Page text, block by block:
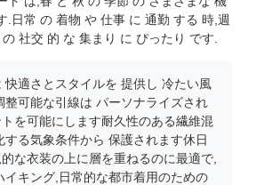
.日常 の 着物 や 仕事 に 通勤 する 時,週
社交 的 な 集まり に ぴったり です.
快適さとスタイルを 提供し 冷たい風
整可能な引線は パーソナライズされ
を可能にします耐久性のある繊維混
する気象条件から 保護されます休日
な衣装の上に層を重ねるのに最適で,
イキング,日常的な都市着用のための